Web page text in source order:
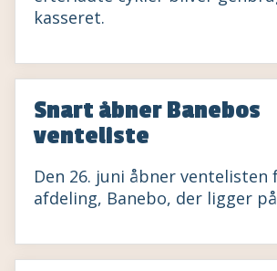
kasseret.
Snart åbner Banebos
venteliste
Den 26. juni åbner ventelisten
afdeling, Banebo, der ligger